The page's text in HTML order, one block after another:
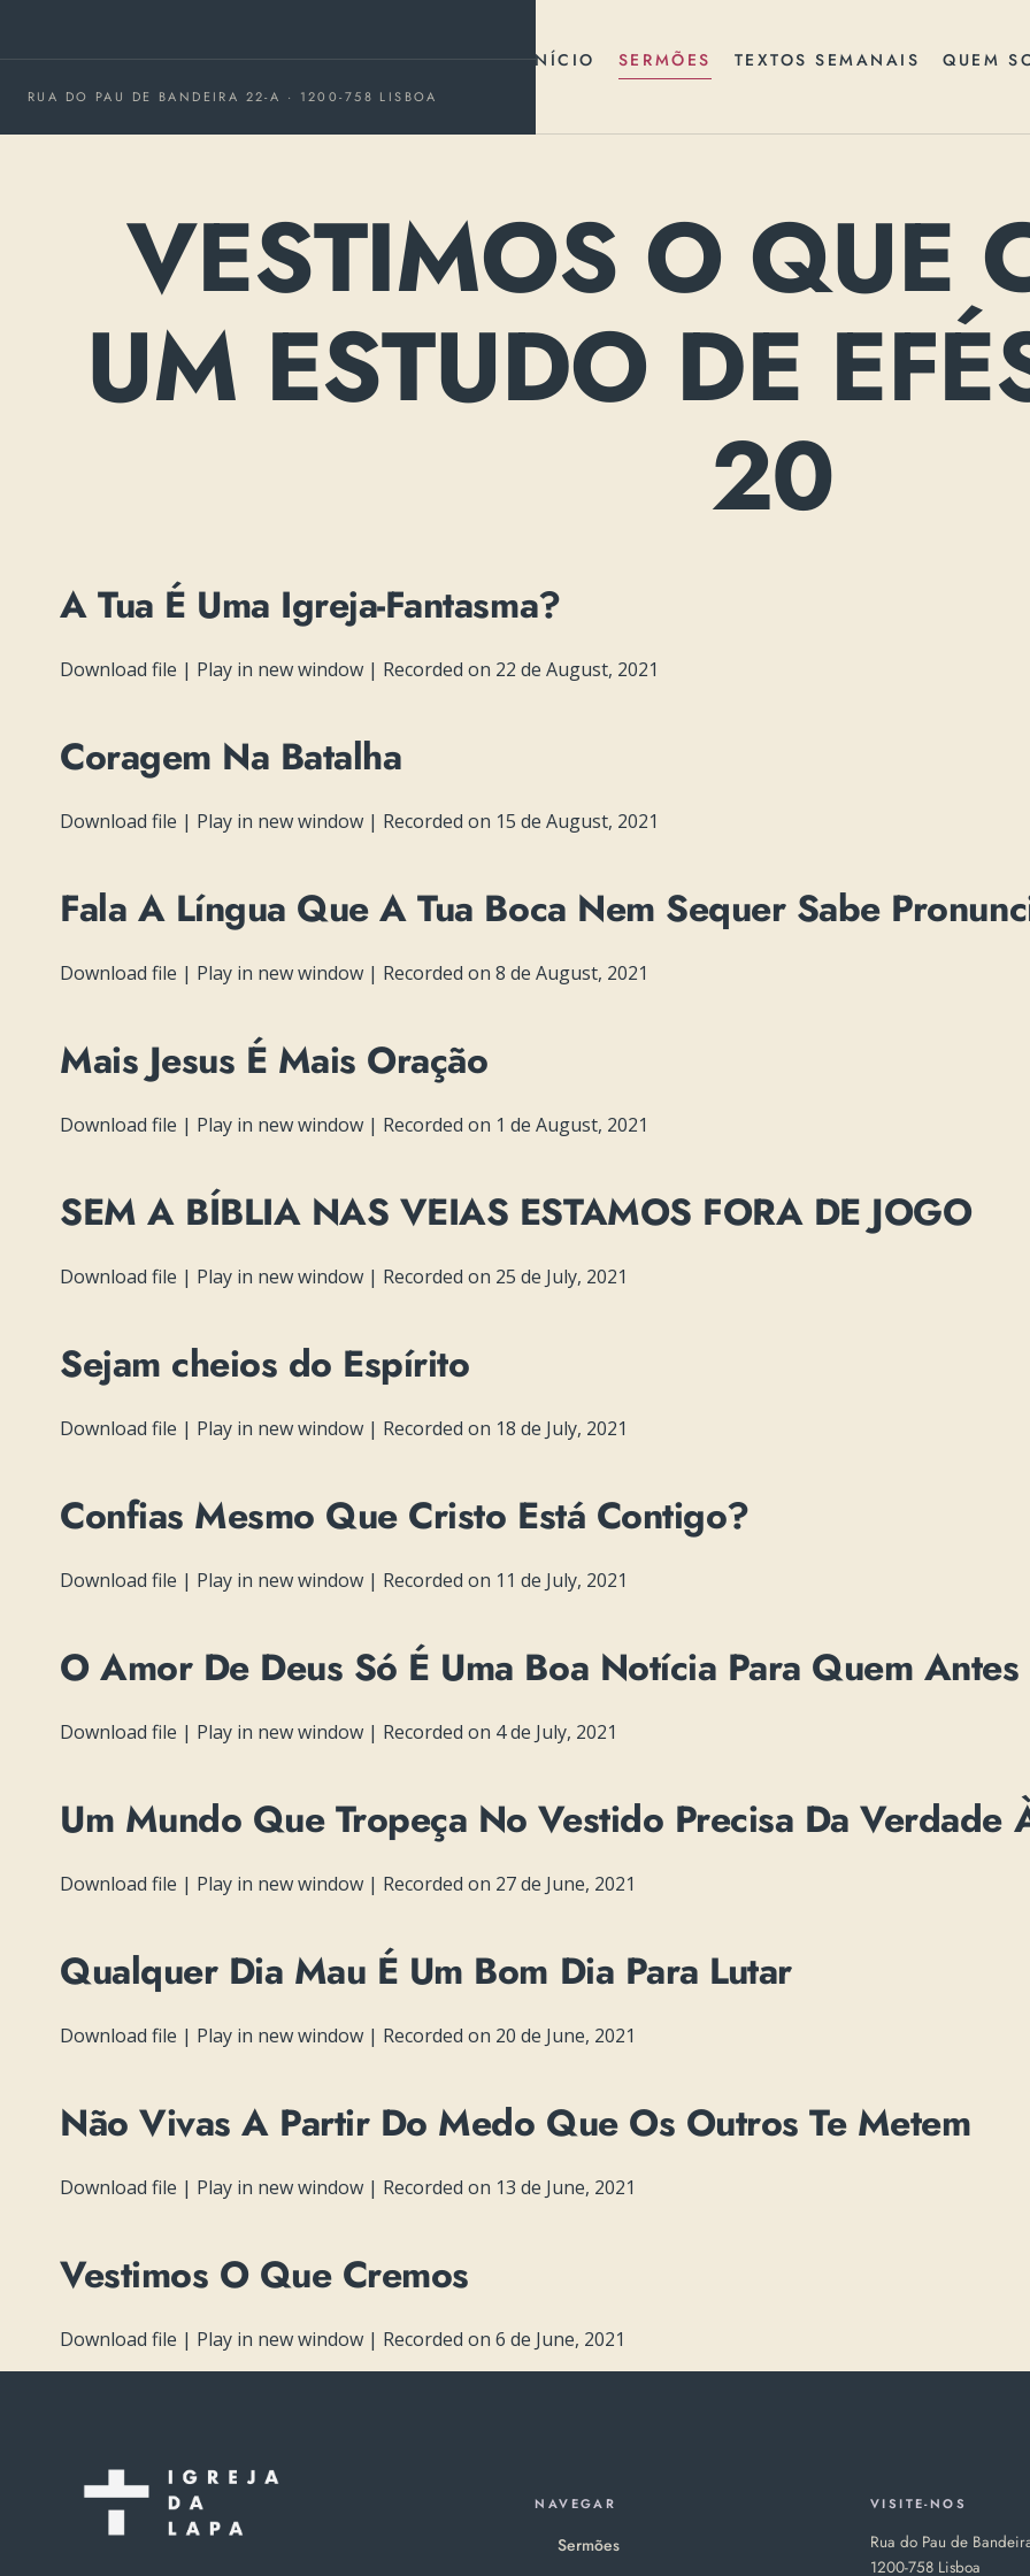
INÍCIO SERMÕES TEXTOS SEMANAIS QUEM
RUA DO PAU DE BANDEIRA 22-A · 1200-758 LISBOA
VESTIMOS O QUE
UM ESTUDO DE
20
A Tua É Uma Igreja-Fantasma?
Download file | Play in new window | Recorded on 22 de August, 2021
Coragem Na Batalha
Download file | Play in new window | Recorded on 15 de August, 2021
Fala A Língua Que A Tua Boca Nem Sequer Sabe
Download file | Play in new window | Recorded on 8 de August, 2021
Mais Jesus É Mais Oração
Download file | Play in new window | Recorded on 1 de August, 2021
SEM A BÍBLIA NAS VEIAS ESTAMOS FORA DE JOGO
Download file | Play in new window | Recorded on 25 de July, 2021
Sejam cheios do Espírito
Download file | Play in new window | Recorded on 18 de July, 2021
Confias Mesmo Que Cristo Está Contigo?
Download file | Play in new window | Recorded on 11 de July, 2021
O Amor De Deus Só É Uma Boa Notícia Para Quem
Download file | Play in new window | Recorded on 4 de July, 2021
Um Mundo Que Tropeça No Vestido Precisa Da Verdade
Download file | Play in new window | Recorded on 27 de June, 2021
Qualquer Dia Mau É Um Bom Dia Para Lutar
Download file | Play in new window | Recorded on 20 de June, 2021
Não Vivas A Partir Do Medo Que Os Outros Te Metem
Download file | Play in new window | Recorded on 13 de June, 2021
Vestimos O Que Cremos
Download file | Play in new window | Recorded on 6 de June, 2021
NAVEGAR
Sermões
VISITE-NOS
Rua do Pau de
1200-758 Lisboa